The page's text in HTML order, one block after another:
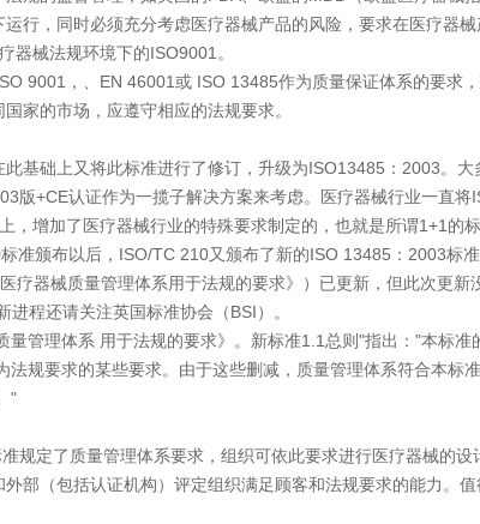
行，同时必须充分考虑医疗器械产品的风险，要求在医疗器
器械法规环境下的ISO9001。
，、EN 46001或 ISO 13485作为质量保证体系的要求
家的市场，应遵守相应的法规要求。
础上又将此标准进行了修订，升级为ISO13485：2003。大
版+CE认证作为一揽子解决方案来考虑。医疗器械行业一直
，增加了医疗器械行业的特殊要求制定的，也就是所谓1+1的
准颁布以后，ISO/TC 210又颁布了新的ISO 13485：2003标
疗器械质量管理体系用于法规的要求》）已更新，但此次更
程还请关注英国标准协会（BSI）。
理体系 用于法规的要求》。新标准1.1总则"指出："本标准
法规要求的某些要求。由于这些删减，质量管理体系符合本标
"
定了质量管理体系要求，组织可依此要求进行医疗器械的设
部（包括认证机构）评定组织满足顾客和法规要求的能力。